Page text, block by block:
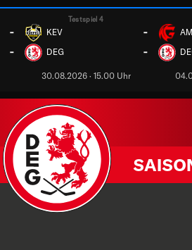
-
-
Testspiel 4
KEV -
DEG -
30.08.2026 · 15.00 Uhr